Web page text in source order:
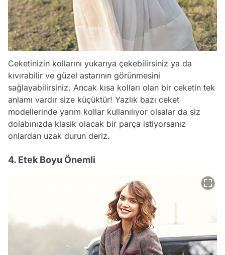
Ceketinizin kollarını yukarıya çekebilirsiniz ya da
kıvırabilir ve güzel astarının görünmesini
sağlayabilirsiniz. Ancak kısa kolları olan bir ceketin tek
anlamı vardır size küçüktür! Yazlık bazı ceket
modellerinde yarım kollar kullanılıyor olsalar da siz
dolabınızda klasik olacak bir parça istiyorsanız
onlardan uzak durun deriz.
4. Etek Boyu Önemli